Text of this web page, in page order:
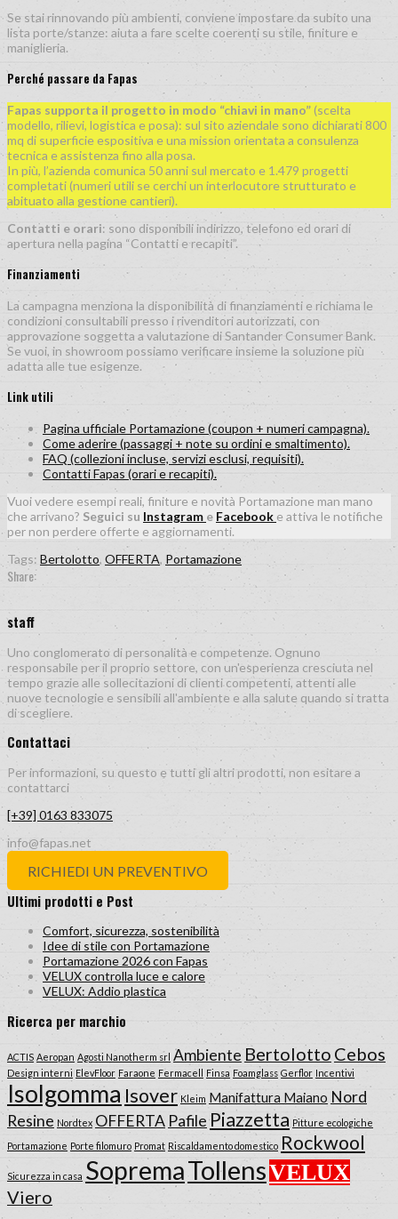
Se stai rinnovando più ambienti, conviene impostare da subito una
lista porte/stanze: aiuta a fare scelte coerenti su stile, finiture e
maniglieria.
Perché passare da Fapas
Fapas supporta il progetto in modo “chiavi in mano” (scelta
modello, rilievi, logistica e posa): sul sito aziendale sono dichiarati 800
mq di superficie espositiva e una mission orientata a consulenza
tecnica e assistenza fino alla posa.
In più, l’azienda comunica 50 anni sul mercato e 1.479 progetti
completati (numeri utili se cerchi un interlocutore strutturato e
abituato alla gestione cantieri).
Contatti e orari: sono disponibili indirizzo, telefono ed orari di
apertura nella pagina “Contatti e recapiti”.
Finanziamenti
La campagna menziona la disponibilità di finanziamenti e richiama le
condizioni consultabili presso i rivenditori autorizzati, con
approvazione soggetta a valutazione di Santander Consumer Bank.
Se vuoi, in showroom possiamo verificare insieme la soluzione più
adatta alle tue esigenze.
Link utili
Pagina ufficiale Portamazione (coupon + numeri campagna).
Come aderire (passaggi + note su ordini e smaltimento).
FAQ (collezioni incluse, servizi esclusi, requisiti).
Contatti Fapas (orari e recapiti).
Vuoi vedere esempi reali, finiture e novità Portamazione man mano
che arrivano? Seguici su Instagram e Facebook e attiva le notifiche
per non perdere offerte e aggiornamenti.
Tags: Bertolotto, OFFERTA, Portamazione
Share:
staff
Uno conglomerato di personalità e competenze. Ognuno
responsabile per il proprio settore, con un'esperienza cresciuta nel
tempo grazie alle sollecitazioni di clienti competenti, attenti alle
nuove tecnologie e sensibili all'ambiente e alla salute quando si tratta
di scegliere.
Contattaci
Per informazioni, su questo e tutti gli altri prodotti, non esitare a
contattarci
[+39] 0163 833075
info@fapas.net
RICHIEDI UN PREVENTIVO
Ultimi prodotti e Post
Comfort, sicurezza, sostenibilità
Idee di stile con Portamazione
Portamazione 2026 con Fapas
VELUX controlla luce e calore
VELUX: Addio plastica
Ricerca per marchio
ACTIS Aeropan Agosti Nanotherm srl Ambiente Bertolotto Cebos
Design interni ElevFloor Faraone Fermacell Finsa Foamglass Gerflor Incentivi
Isolgomma Isover Kleim Manifattura Maiano Nord
Resine Nordtex OFFERTA Pafile Piazzetta Pitture ecologiche
Portamazione Porte filomuro Promat Riscaldamento domestico Rockwool
Sicurezza in casa SopremaTollensVELUX
Viero